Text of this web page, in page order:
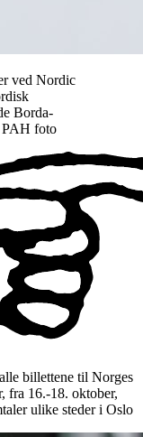
ved Nordic
Borda-
PAH foto
billettene til Norges
fra 16.-18. oktober,
ulike steder i Oslo